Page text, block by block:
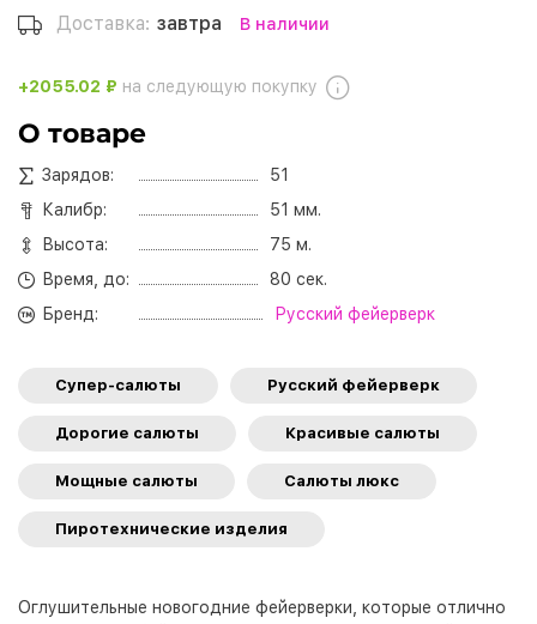
Доставка: завтра В наличии
+2055.02 ₽ на следующую покупку
О товаре
Зарядов:
51
Калибр:
51 мм.
Высота:
75 м.
Время, до:
80 сек.
Бренд:
Русский фейерверк
Супер-салюты Русский фейерверк
Дорогие салюты Красивые салюты
Мощные салюты Салюты люкс
Пиротехнические изделия
Оглушительные новогодние фейерверки, которые отлично